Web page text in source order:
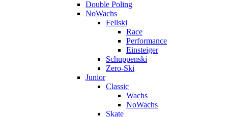
Double Poling
NoWachs
Fellski
Race
Performance
Einsteiger
Schuppenski
Zero-Ski
Junior
Classic
Wachs
NoWachs
Skate